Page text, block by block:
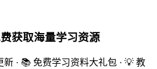
获取海量学习资源
· 📚 免费学习资料大礼包 · 💡 教